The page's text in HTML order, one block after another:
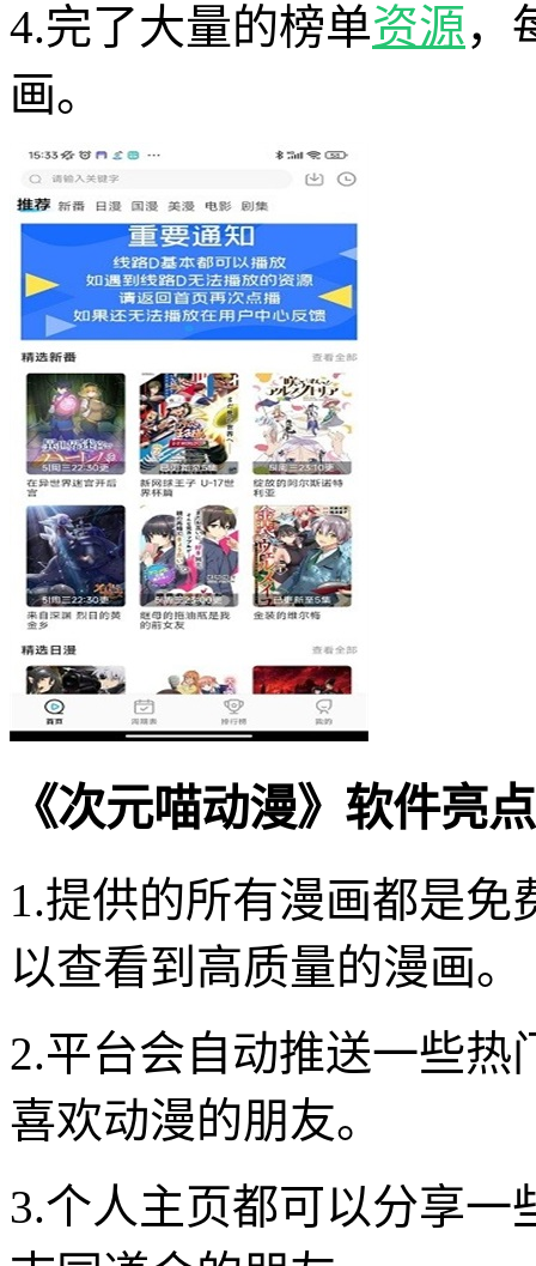
4.完了大量的榜单资源，
画。
《次元喵动漫》软件亮
1.提供的所有漫画都是
以查看到高质量的漫画。
2.平台会自动推送一些
喜欢动漫的朋友。
3.个人主页都可以分享